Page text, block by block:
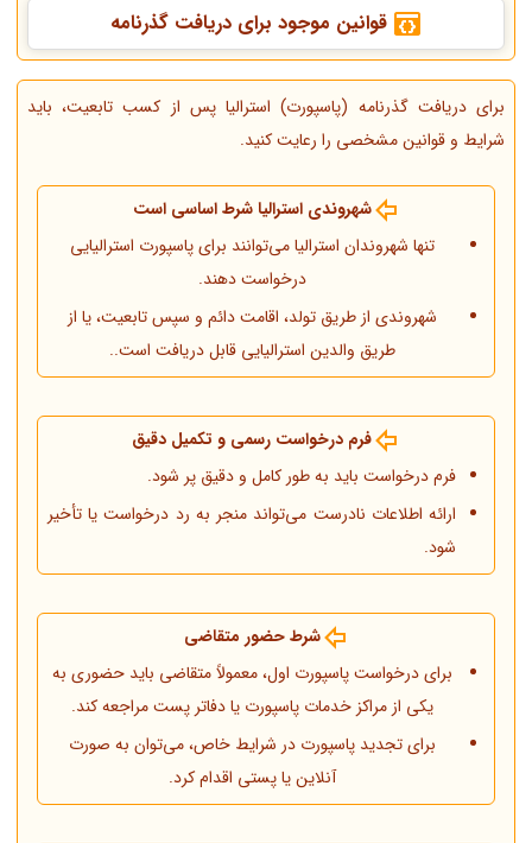
قوانین موجود برای دریافت گذرنامه
برای دریافت گذرنامه (پاسپورت) استرالیا پس از کسب تابعیت، باید
شرایط و قوانین مشخصی را رعایت کنید.
شهروندی استرالیا شرط اساسی است
تنها شهروندان استرالیا می‌توانند برای پاسپورت استرالیایی
درخواست دهند.
شهروندی از طریق تولد، اقامت دائم و سپس تابعیت، یا از
طریق والدین استرالیایی قابل دریافت است..
فرم درخواست رسمی و تکمیل دقیق
فرم درخواست باید به طور کامل و دقیق پر شود.
ارائه اطلاعات نادرست می‌تواند منجر به رد درخواست یا تأخیر
شود.
شرط حضور متقاضی
برای درخواست پاسپورت اول، معمولاً متقاضی باید حضوری به
یکی از مراکز خدمات پاسپورت یا دفاتر پست مراجعه کند.
برای تجدید پاسپورت در شرایط خاص، می‌توان به صورت
آنلاین یا پستی اقدام کرد.